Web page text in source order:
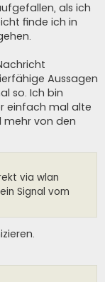
als ich
finde ich in
Aussagen
so. Ich bin
einfach mal alte
mehr von den
via wlan
Signal vom